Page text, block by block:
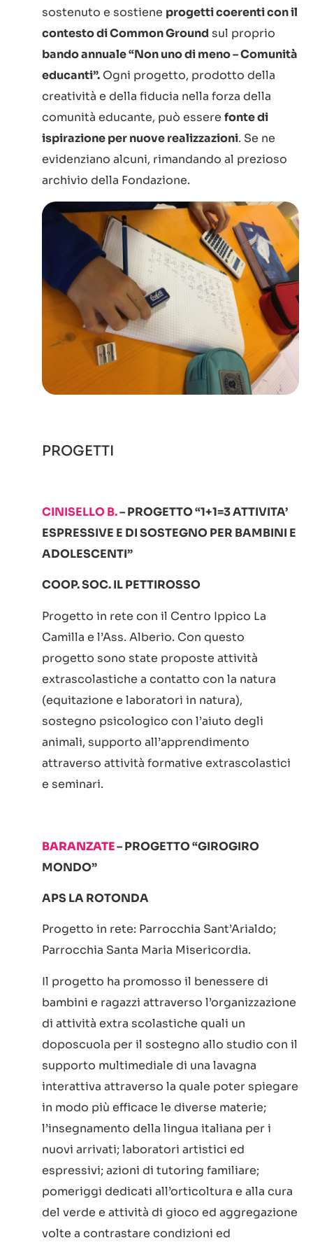
sostenuto e sostiene progetti coerenti con il
contesto di Common Ground sul proprio
bando annuale “Non uno di meno – Comunità
educanti”. Ogni progetto, prodotto della
creatività e della fiducia nella forza della
comunità educante, può essere fonte di
ispirazione per nuove realizzazioni. Se ne
evidenziano alcuni, rimandando al prezioso
archivio della Fondazione.
PROGETTI
CINISELLO B.– PROGETTO “1+1=3 ATTIVITA’
ESPRESSIVE E DI SOSTEGNO PER BAMBINI E
ADOLESCENTI”
COOP. SOC. IL PETTIROSSO
Progetto in rete con il Centro Ippico La
Camilla e l’Ass. Alberio. Con questo
progetto sono state proposte attività
extrascolastiche a contatto con la natura
(equitazione e laboratori in natura),
sostegno psicologico con l’aiuto degli
animali, supporto all’apprendimento
attraverso attività formative extrascolastici
e seminari.
BARANZATE– PROGETTO “GIROGIRO
MONDO”
APS LA ROTONDA
Progetto in rete: Parrocchia Sant’Arialdo;
Parrocchia Santa Maria Misericordia.
Il progetto ha promosso il benessere di
bambini e ragazzi attraverso l’organizzazione
di attività extra scolastiche quali un
doposcuola per il sostegno allo studio con il
supporto multimediale di una lavagna
interattiva attraverso la quale poter spiegare
in modo più efficace le diverse materie;
l’insegnamento della lingua italiana per i
nuovi arrivati; laboratori artistici ed
espressivi; azioni di tutoring familiare;
pomeriggi dedicati all’orticoltura e alla cura
del verde e attività di gioco ed aggregazione
volte a contrastare condizioni ed